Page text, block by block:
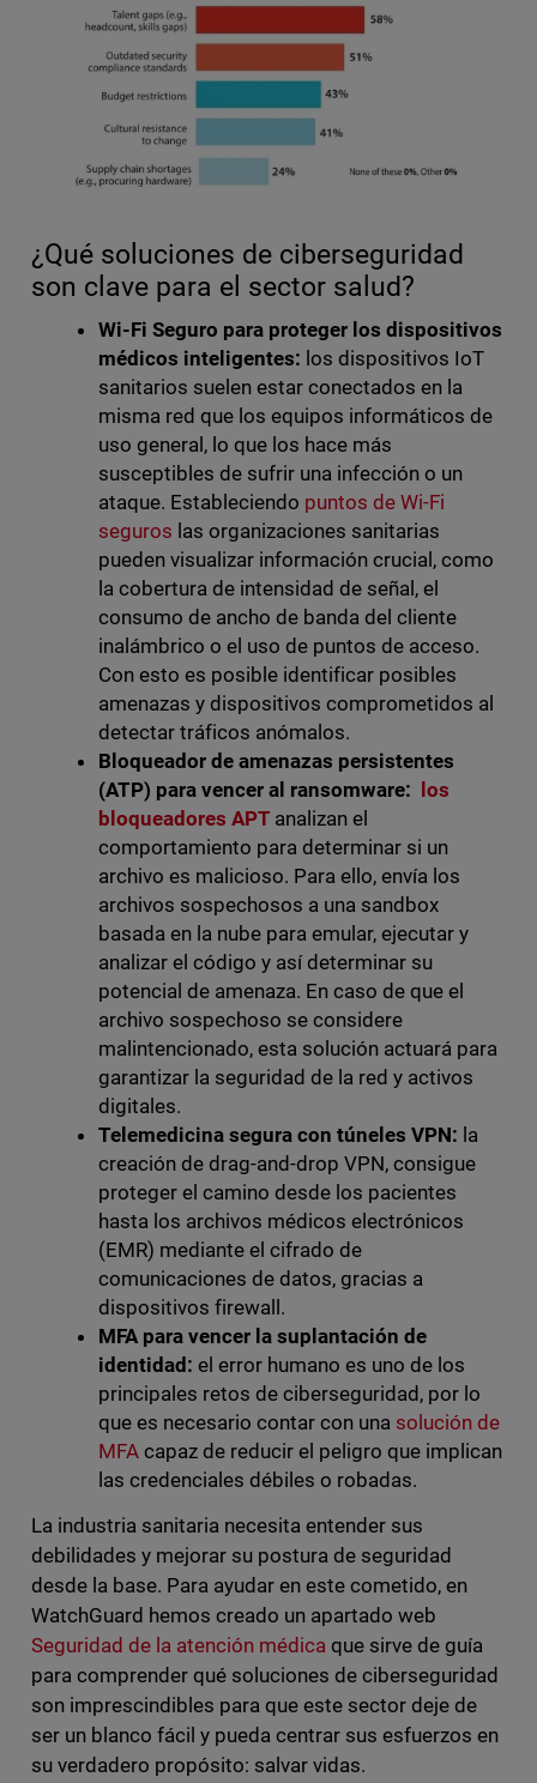
¿Qué soluciones de ciberseguridad
son clave para el sector salud?
Wi-Fi Seguro para proteger los dispositivos
médicos inteligentes: los dispositivos IoT
sanitarios suelen estar conectados en la
misma red que los equipos informáticos de
uso general, lo que los hace más
susceptibles de sufrir una infección o un
ataque. Estableciendo puntos de Wi-Fi
seguros las organizaciones sanitarias
pueden visualizar información crucial, como
la cobertura de intensidad de señal, el
consumo de ancho de banda del cliente
inalámbrico o el uso de puntos de acceso.
Con esto es posible identificar posibles
amenazas y dispositivos comprometidos al
detectar tráficos anómalos.
Bloqueador de amenazas persistentes
(ATP) para vencer al ransomware:
los
bloqueadores APT analizan el
comportamiento para determinar si un
archivo es malicioso. Para ello, envía los
archivos sospechosos a una sandbox
basada en la nube para emular, ejecutar y
analizar el código y así determinar su
potencial de amenaza. En caso de que el
archivo sospechoso se considere
malintencionado, esta solución actuará para
garantizar la seguridad de la red y activos
digitales.
Telemedicina segura con túneles VPN: la
creación de drag-and-drop VPN, consigue
proteger el camino desde los pacientes
hasta los archivos médicos electrónicos
(EMR) mediante el cifrado de
comunicaciones de datos, gracias a
dispositivos firewall.
MFA para vencer la suplantación de
identidad: el error humano es uno de los
principales retos de ciberseguridad, por lo
que es necesario contar con una solución de
MFAcapaz de reducir el peligro que implican
las credenciales débiles o robadas.
La industria sanitaria necesita entender sus
debilidades y mejorar su postura de seguridad
desde la base. Para ayudar en este cometido, en
WatchGuard hemos creado un apartado web
Seguridad de la atención médica que sirve de guía
para comprender qué soluciones de ciberseguridad
son imprescindibles para que este sector deje de
ser un blanco fácil y pueda centrar sus esfuerzos en
su verdadero propósito: salvar vidas.